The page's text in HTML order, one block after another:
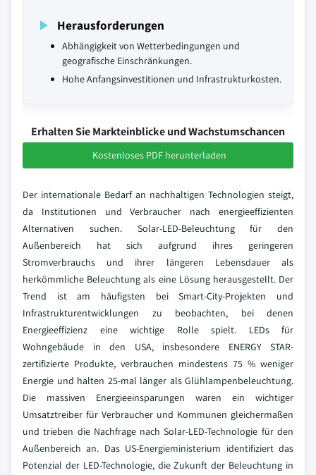
Herausforderungen
Abhängigkeit von Wetterbedingungen und
geografische Einschränkungen.
Hohe Anfangsinvestitionen und Infrastrukturkosten.
Erhalten Sie Markteinblicke und Wachstumschancen
Kostenloses PDF herunterladen
Der internationale Bedarf an nachhaltigen Technologien steigt,
da Institutionen und Verbraucher nach energieeffizienten
Alternativen suchen. Solar-LED-Beleuchtung für den
Außenbereich hat sich aufgrund ihres geringeren
Stromverbrauchs und ihrer längeren Lebensdauer als
herkömmliche Beleuchtung als eine Lösung herausgestellt. Der
Trend ist am häufigsten bei Smart-City-Projekten und
Infrastrukturentwicklungen zu beobachten, bei denen
Energieeffizienz eine wichtige Rolle spielt. LEDs für
Wohngebäude in den USA, insbesondere ENERGY STAR-
zertifizierte Produkte, verbrauchen mindestens 75 % weniger
Energie und halten 25-mal länger als Glühlampenbeleuchtung.
Die massiven Energieeinsparungen waren ein wichtiger
Umsatztreiber für Verbraucher und Kommunen gleichermaßen
und trieben die Nachfrage nach Solar-LED-Technologie für den
Außenbereich an. Das US-Energieministerium identifiziert das
Potenzial der LED-Technologie, die Zukunft der Beleuchtung in